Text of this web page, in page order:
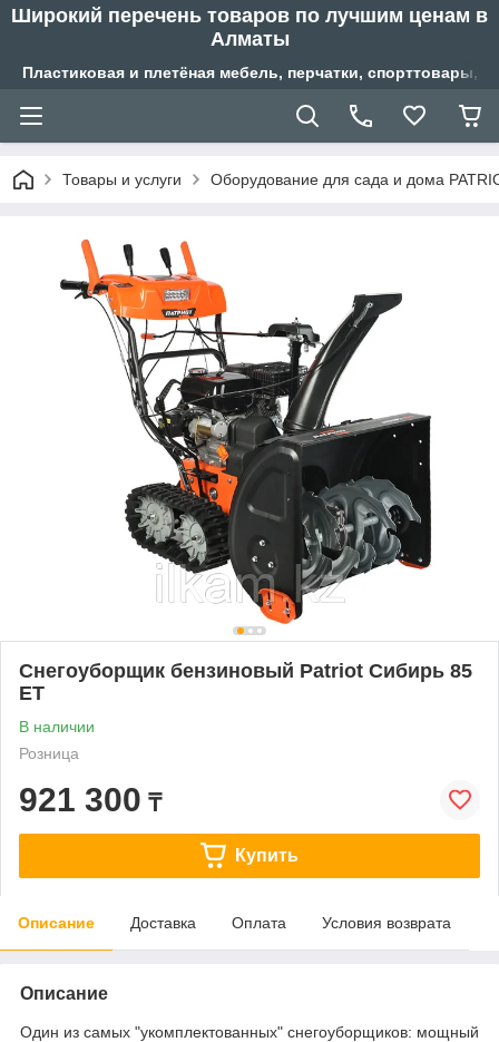
Широкий перечень товаров по лучшим ценам в
Алматы
Пластиковая и плетёная мебель, перчатки,
Товары и услуги Оборудование для сада и дома
Снегоуборщик бензиновый Patriot Сибирь 85
ЕТ
В наличии
Розница
921 300 ₸
Купить
Описание Доставка Оплата Условия возврата
Описание
Один из самых "укомплектованных" снегоуборщиков: мощный